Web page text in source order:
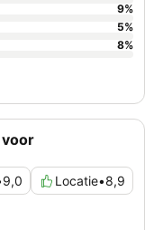
9,0 Locatie•8,9
9%
5%
8%